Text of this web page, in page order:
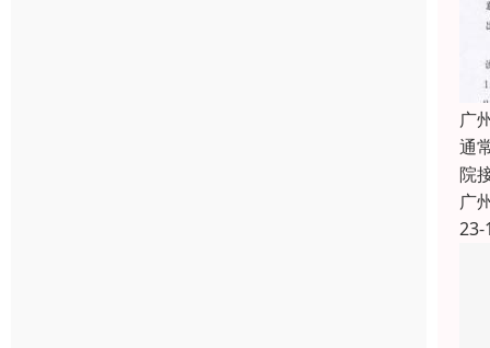
广
通
院
广
23-